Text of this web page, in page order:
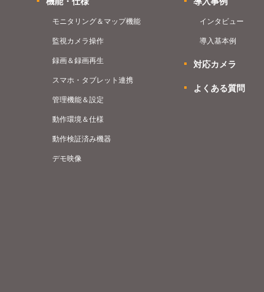
モニタリング＆マップ機能
監視カメラ操作
録画＆録画再生
スマホ・タブレット連携
管理機能＆設定
動作環境＆仕様
動作検証済み機器
デモ映像
インタビュー
導入基本例
対応カメラ
よくある質問